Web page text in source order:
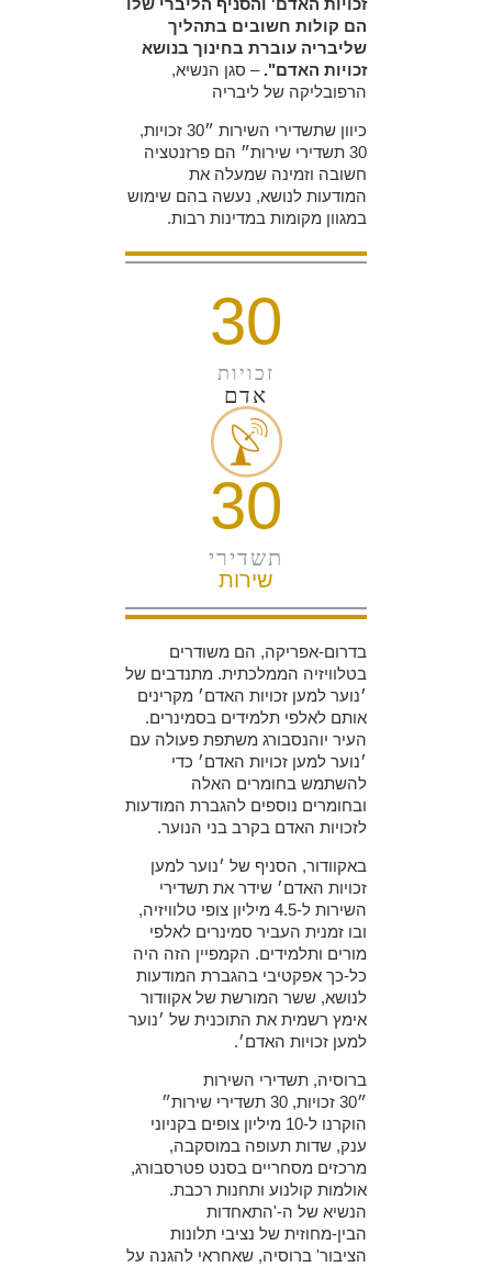
זכויות האדם' והסניף הליברי שלו
הם קולות חשובים בתהליך
שליבריה עוברת בחינוך בנושא
זכויות האדם". – סגן הנשיא,
הרפובליקה של ליבריה
כיוון שתשדירי השירות ״30 זכויות,
30 תשדירי שירות״ הם פרזנטציה
חשובה וזמינה שמעלה את
המודעות לנושא, נעשה בהם שימוש
במגוון מקומות במדינות רבות.
30
זכויות
אדם
30
תשדירי
שירות
בדרום-אפריקה, הם משודרים
בטלוויזיה הממלכתית. מתנדבים של
׳נוער למען זכויות האדם׳ מקרינים
אותם לאלפי תלמידים בסמינרים.
העיר יוהנסבורג משתפת פעולה עם
׳נוער למען זכויות האדם׳ כדי
להשתמש בחומרים האלה
ובחומרים נוספים להגברת המודעות
לזכויות האדם בקרב בני הנוער.
באקוודור, הסניף של ׳נוער למען
זכויות האדם׳ שידר את תשדירי
השירות ל-4.5 מיליון צופי טלוויזיה,
ובו זמנית העביר סמינרים לאלפי
מורים ותלמידים. הקמפיין הזה היה
כל-כך אפקטיבי בהגברת המודעות
לנושא, ששר המורשת של אקוודור
אימץ רשמית את התוכנית של ׳נוער
למען זכויות האדם׳.
ברוסיה, תשדירי השירות
״30 זכויות, 30 תשדירי שירות״
הוקרנו ל-10 מיליון צופים בקניוני
ענק, שדות תעופה במוסקבה,
מרכזים מסחריים בסנט פטרסבורג,
אולמות קולנוע ותחנות רכבת.
הנשיא של ה-'התאחדות
הבין-מחוזית של נציבי תלונות
הציבור' ברוסיה, שאחראי להגנה על